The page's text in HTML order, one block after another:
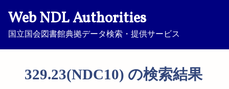
Web NDL Authorities
国立国会図書館典拠データ検索・提供サービス
329.23(NDC10) の検索結果